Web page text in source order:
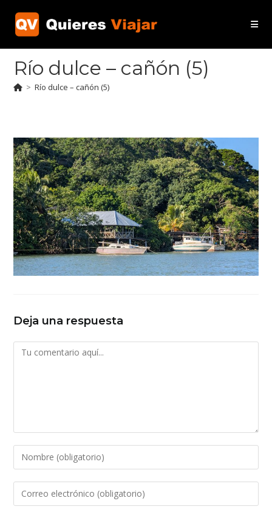
contenido
Río dulce – cañón (5)
> Río dulce – cañón (5)
Deja una respuesta
Comentario
Introduce
tu
nombre
Introduce
tu